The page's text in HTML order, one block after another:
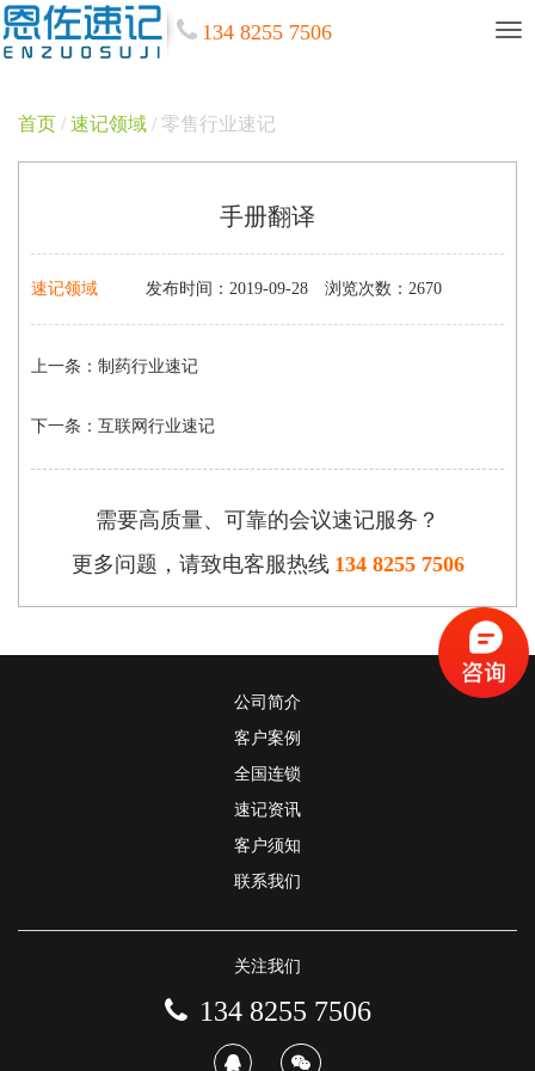
134 8255 7506
首页 / 速记领域 / 零售行业速记
手册翻译
速记领域 发布时间：2019-09-28 浏览次数：2670
上一条： 制药行业速记
下一条： 互联网行业速记
需要高质量、可靠的会议速记服务？
更多问题，请致电客服热线 134 8255 7506
公司简介
客户案例
全国连锁
速记资讯
客户须知
联系我们
关注我们
134 8255 7506